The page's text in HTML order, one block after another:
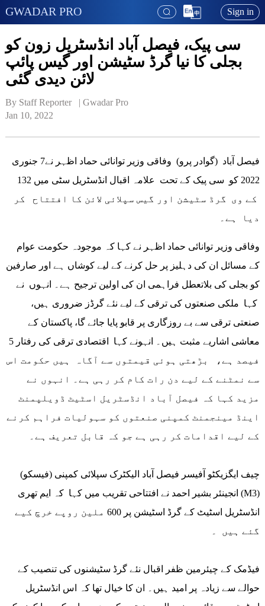
GWADAR PRO Sign in
سی پیک، فیصل آباد انڈسٹریل زون کو
بجلی کا نیا گرڈ سٹیشن اور گیس پائپ
لائن دیدی گئی
By Staff Reporter   | Gwadar Pro
Jan 10, 2022
فیصل آباد (گوادر پرو) وفاقی وزیر توانائی حماد اظہر نے7 جنوری
2022 کو سی پیک کے تحت علامہ اقبال انڈسٹریل سٹی میں 132
کے وی گرڈ سٹیشن اور گیس سپلائی لائن کا افتتاح کر
دیا ہے۔
وفاقی وزیر توانائی حماد اظہر نے کہا کہ موجودہ حکومت عوام
کے مسائل ان کی دہلیز پر حل کرنے کے لیے کوشاں ہے اور صارفین
کو بجلی کی بلاتعطل فراہمی ان کی اولین ترجیح ہے۔ انہوں نے
کہا ملکی صنعتوں کی ترقی کے لیے نئے گرڈز ضروری ہیں،
صنعتی ترقی سے بے روزگاری پر قابو پایا جائے گا، پاکستان کے
معاشی اشاریے مثبت ہیں۔ انہونے کہا اقتصادی ترقی کی رفتار 5
فیصد ہے، بڑھتی ہوئی قیمتوں سے آگاہ ہیں حکومت اس
سے نمٹنے کے لیے دن رات کام کر رہی ہے۔ انہوں نے
مزید کہا کہ فیصل آباد انڈسٹریل اسٹیٹ ڈویلپمنٹ
اینڈ مینجمنٹ کمپنی صنعتوں کو سہولیات فراہم کرنے
کے لیے اقدامات کر رہی ہے جو کہ قابل تعریف ہے۔
چیف ایگزیکٹو آفیسر فیصل آباد الیکٹرک سپلائی کمپنی (فیسکو)
انجینئر بشیر احمد نے افتتاحی تقریب میں کہا کہ ایم تھری (M3)
انڈسٹریل اسٹیٹ کے گرڈ اسٹیشن پر 600 ملین روپے خرچ کیے
گئے ہیں ۔
فیڈمک کے چیئرمین ظفر اقبال نئے گرڈ سٹیشنوں کی تنصیب کے
حوالے سے زیادہ پر امید ہیں۔ ان کا خیال تھا کہ اس انڈسٹریل